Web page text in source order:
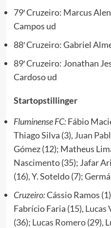
79′ Cruzeiro: Marcus
Campos ud
88′ Cruzeiro: Gabriel
89′ Cruzeiro: Jonathan
Cardoso ud
Startopstillinger
Fluminense FC:Fábio
Thiago Silva (3), Juan
Gómez (12); Matheus
Nascimento (35); Jafar
(16), Y. Soteldo (7);
Cruzeiro:Cássio Ramos
Fabrício Faria (15), Lucas
(36); Lucas Romero(29),